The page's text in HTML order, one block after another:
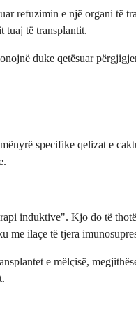
refuzimin e një organi
tuaj të transplantit.
duke qetësuar
specifike qelizat e
induktive". Kjo do të
me ilaçe të tjera
e mëlçisë,